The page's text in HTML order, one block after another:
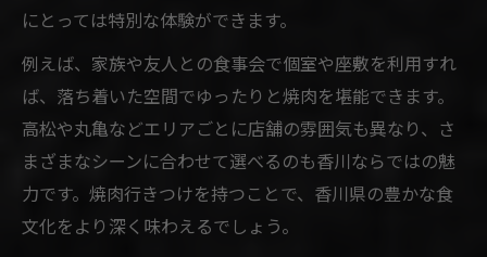
焼肉で味わう香川県の魅力的な一日
香川県でお気に入り焼肉を見つけるコツ
焼肉行きつけ選びで押さえたい香川のコツ
香川県のお気に入り焼肉店発見のヒント
焼肉の行きつけを見つける香川県流ポイン
ト
にとっては特別な体験ができます。
例えば、家族や友人との食事会で個室や座敷を利用すれ
ば、落ち着いた空間でゆったりと焼肉を堪能できます。
高松や丸亀などエリアごとに店舗の雰囲気も異なり、さ
まざまなシーンに合わせて選べるのも香川ならではの魅
力です。焼肉行きつけを持つことで、香川県の豊かな食
文化をより深く味わえるでしょう。